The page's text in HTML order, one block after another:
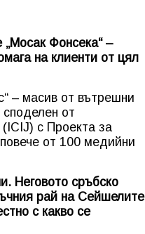
Фонсека“ –
на клиенти от цял
– масив от вътрешни
споделен от
с Проекта за
от 100 медийни
Неговото сръбско
рай на Сейшелите
с какво се